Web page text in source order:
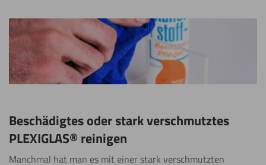
Beschädigtes oder stark verschmutztes
PLEXIGLAS®️ reinigen
Manchmal hat man es mit einer stark verschmutzten